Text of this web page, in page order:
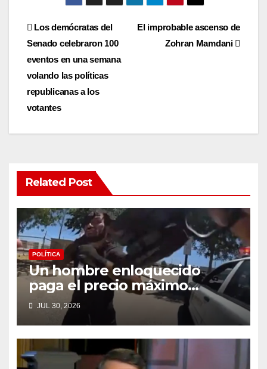
Post
navigation
El improbable ascenso de
Zohran Mamdani
Los demócratas del
Senado celebraron 100
eventos en una semana
volando las políticas
republicanas a los
votantes
Related Post
POLÍTICA
Un hombre enloquecido
paga el precio máximo
después de llevar un cuchillo
a un tiroteo con agentes del
condado de Los Ángeles
(VIDEO) * The Gateway Pundit
* por Cullen Linebarger
JUL 30, 2026